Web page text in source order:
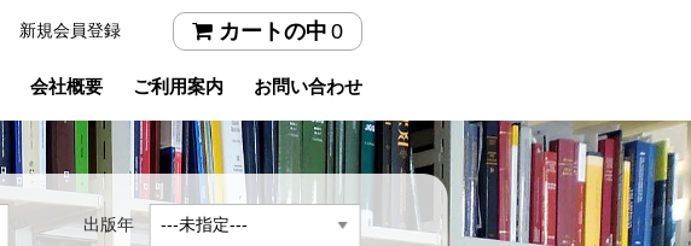
新規会員登録 カートの中 0
会社概要 ご利用案内 お問い合わせ
出版年